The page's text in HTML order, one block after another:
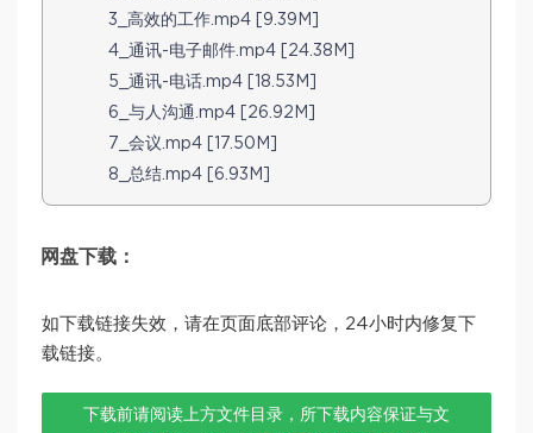
3_高效的工作.mp4 [9.39M]
4_通讯-电子邮件.mp4 [24.38M]
5_通讯-电话.mp4 [18.53M]
6_与人沟通.mp4 [26.92M]
7_会议.mp4 [17.50M]
8_总结.mp4 [6.93M]
网盘下载：
如下载链接失效，请在页面底部评论，24小时内修复下
载链接。
下载前请阅读上方文件目录，所下载内容保证与文